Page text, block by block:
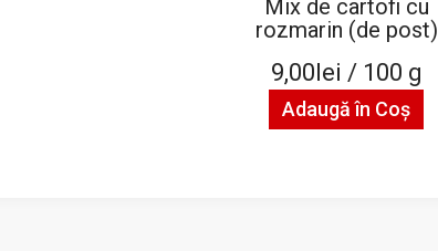
Mix de cartofi cu
rozmarin (de post)
9,00lei / 100 g
Adaugă în Coş